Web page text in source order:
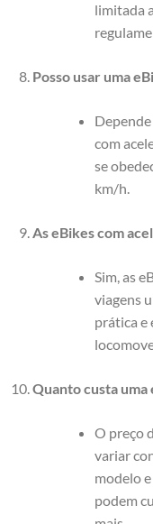
limitada
Posso usar uma
Depende
com
se
km/h.
As eBikes com
Sim, as
viagens
prática e
Quanto custa
O preço
variar
modelo
podem